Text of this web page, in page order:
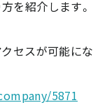
を紹介します。
セスが可能にな
5871